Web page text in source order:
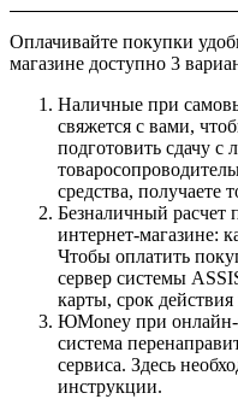
Оплачивайте покупки
магазине доступно 3
Наличные при
свяжется с вами,
подготовить сдачу
средства, получаете
Безналичный расчет
интернет-магазине:
Чтобы оплатить
сервер системы
карты, срок
ЮMoney при онлайн-
система
сервиса. Здесь
инструкции.